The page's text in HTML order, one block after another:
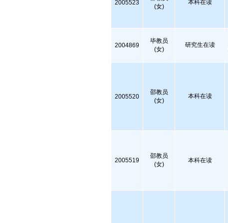
2005523
(女)
本科在读
2004869
毕教员
(女)
研究生在读
2005520
邵教员
(女)
本科在读
2005519
邵教员
(女)
本科在读